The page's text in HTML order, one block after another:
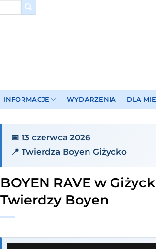
INFORMACJE WYDARZENIA DLA
📅 13 czerwca 2026
📍 Twierdza Boyen Giżycko
BOYEN RAVE w
Twierdzy Boyen